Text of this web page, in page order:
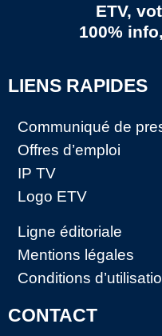
ETV,
100%
LIENS RAPIDES
Communiqué de
Offres d’emploi
IP TV
Logo ETV
Ligne éditoriale
Mentions légales
Conditions
CONTACT